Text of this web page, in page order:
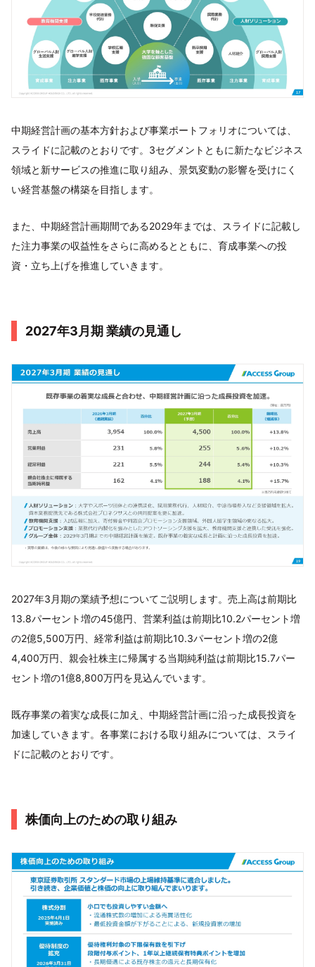
中期経営計画の基本方針および事業ポートフォリオについては、
スライドに記載のとおりです。3セグメントともに新たなビジネス
領域と新サービスの推進に取り組み、景気変動の影響を受けにく
い経営基盤の構築を目指します。
また、中期経営計画期間である2029年までは、スライドに記載し
た注力事業の収益性をさらに高めるとともに、育成事業への投
資・立ち上げを推進していきます。
2027年3月期 業績の見通し
2027年3月期の業績予想についてご説明します。売上高は前期比
13.8パーセント増の45億円、営業利益は前期比10.2パーセント増
の2億5,500万円、経常利益は前期比10.3パーセント増の2億
4,400万円、親会社株主に帰属する当期純利益は前期比15.7パー
セント増の1億8,800万円を見込んでいます。
既存事業の着実な成長に加え、中期経営計画に沿った成長投資を
加速していきます。各事業における取り組みについては、スライ
ドに記載のとおりです。
株価向上のための取り組み